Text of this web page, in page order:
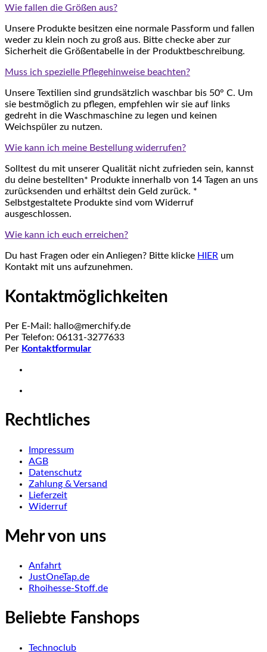
Wie fallen die Größen aus?
Unsere Produkte besitzen eine normale Passform und fallen
weder zu klein noch zu groß aus. Bitte checke aber zur
Sicherheit die Größentabelle in der Produktbeschreibung.
Muss ich spezielle Pflegehinweise beachten?
Unsere Textilien sind grundsätzlich waschbar bis 50° C. Um
sie bestmöglich zu pflegen, empfehlen wir sie auf links
gedreht in die Waschmaschine zu legen und keinen
Weichspüler zu nutzen.
Wie kann ich meine Bestellung widerrufen?
Solltest du mit unserer Qualität nicht zufrieden sein, kannst
du deine bestellten* Produkte innerhalb von 14 Tagen an uns
zurücksenden und erhältst dein Geld zurück. *
Selbstgestaltete Produkte sind vom Widerruf
ausgeschlossen.
Wie kann ich euch erreichen?
Du hast Fragen oder ein Anliegen? Bitte klicke HIER um
Kontakt mit uns aufzunehmen.
Kontaktmöglichkeiten
Per E-Mail: hallo@merchify.de
Per Telefon: 06131-3277633
Per Kontaktformular
Rechtliches
Impressum
AGB
Datenschutz
Zahlung & Versand
Lieferzeit
Widerruf
Mehr von uns
Anfahrt
JustOneTap.de
Rhoihesse-Stoff.de
Beliebte Fanshops
Technoclub